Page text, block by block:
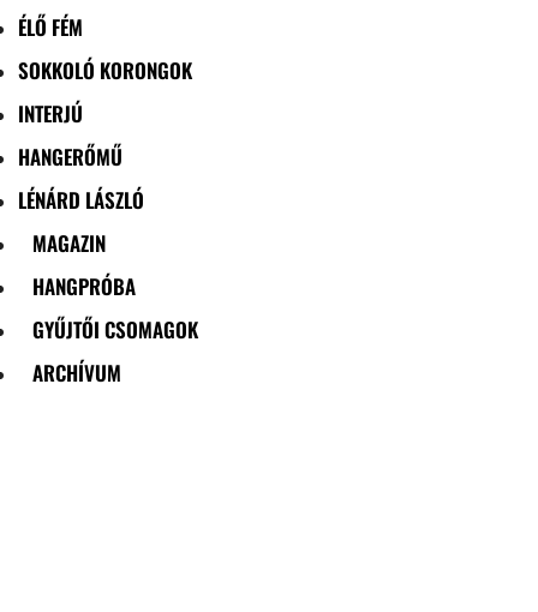
ÉLŐ FÉM
SOKKOLÓ KORONGOK
INTERJÚ
HANGERŐMŰ
LÉNÁRD LÁSZLÓ
MAGAZIN
HANGPRÓBA
GYŰJTŐI CSOMAGOK
ARCHÍVUM